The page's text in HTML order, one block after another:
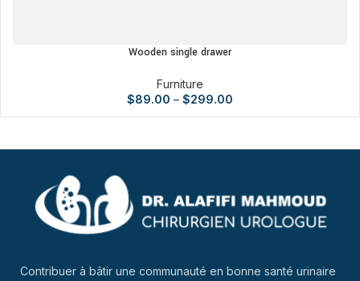
Wooden single drawer
Furniture
$89.00 – $299.00
Contribuer à bâtir une communauté en bonne santé urinaire